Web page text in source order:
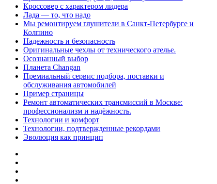
Кроссовер с характером лидера
Лада — то, что надо
Мы ремонтируем глушители в Санкт-Петербурге и
Колпино
Надежность и безопасность
Оригинальные чехлы от технического ателье.
Осознанный выбор
Планета Changan
Премиальный сервис подбора, поставки и
обслуживания автомобилей
Пример страницы
Ремонт автоматических трансмиссий в Москве:
профессионализм и надёжность.
Технологии и комфорт
Технологии, подтвержденные рекордами
Эволюция как принцип